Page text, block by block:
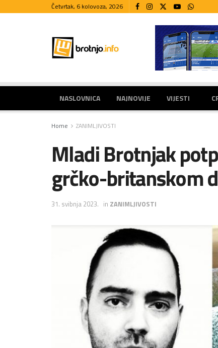
Četvrtak, 6 kolovoza, 2026
NASLOVNICA NAJNOVIJE VIJESTI
Home ZANIMLJIVOSTI
Mladi Brotnjak
grčko-britanskom
31. svibnja 2023. in ZANIMLJIVOSTI